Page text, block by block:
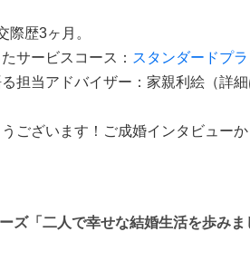
際歴3ヶ月。
サービスコース： スタンダードプ
担当アドバイザー：家親利絵（詳細
ございます！ご成婚インタビュー
ズ「二人で幸せな結婚生活を歩み